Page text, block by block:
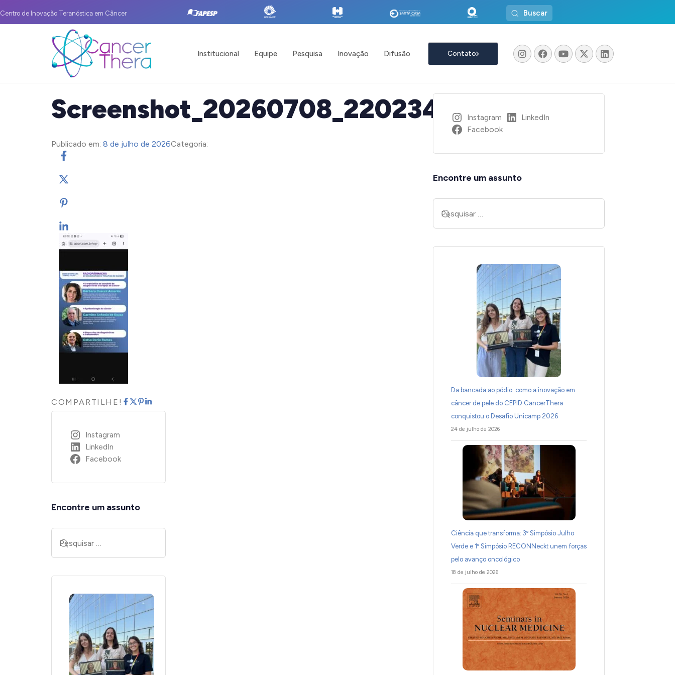
Centro de Inovação Teranóstica em Câncer Buscar
Institucional Equipe Pesquisa Inovação Difusão Contato
Screenshot_20260708_220234_Chrome
Publicado em: 8 de julho de 2026Categoria:
COMPARTILHE!
Instagram
LinkedIn
Facebook
Encontre um assunto
Instagram
LinkedIn
Facebook
Encontre um assunto
Da bancada ao pódio: como a inovação em
câncer de pele do CEPID CancerThera
conquistou o Desafio Unicamp 2026
24 de julho de 2026
Ciência que transforma: 3º Simpósio Julho
Verde e 1º Simpósio RECONNeckt unem forças
pelo avanço oncológico
18 de julho de 2026